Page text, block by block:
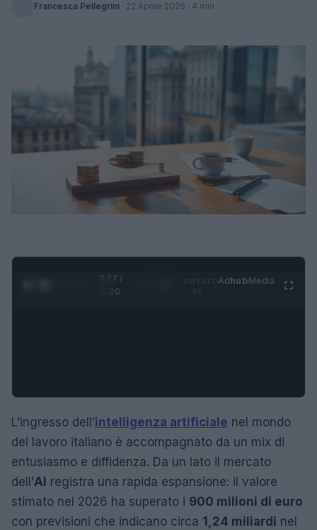
Francesca Pellegrini · 22 Aprile 2026 · 4 min
0:28 /
1:20
AdhubMedia
L’ingresso dell’intelligenza artificiale nel mondo
del lavoro italiano è accompagnato da un mix di
entusiasmo e diffidenza. Da un lato il mercato
dell’AI registra una rapida espansione: il valore
stimato nel 2026 ha superato i 900 milioni di euro
con previsioni che indicano circa 1,24 miliardi nel